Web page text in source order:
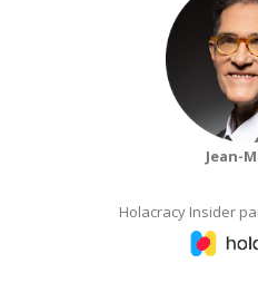
Jean-
Holacracy Insider